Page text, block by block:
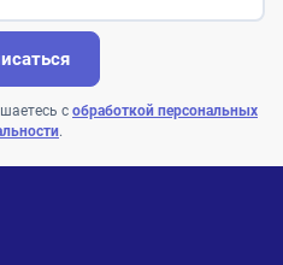
с обработкой персональных
.